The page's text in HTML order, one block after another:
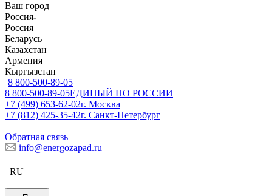
Ваш город
Россия
Россия
Беларусь
Казахстан
Армения
Кыргызстан
8 800-500-89-05
8 800-500-89-05ЕДИНЫЙ ПО РОССИИ
+7 (499) 653-62-02г. Москва
+7 (812) 425-35-42г. Санкт-Петербург
Обратная связь
info@energozapad.ru
RU